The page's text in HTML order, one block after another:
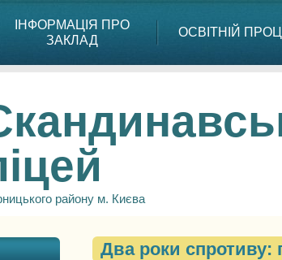
ІНФОРМАЦІЯ ПРО
ЗАКЛАД
ОСВІТНІЙ
району м. Києва
Два роки спротиву: